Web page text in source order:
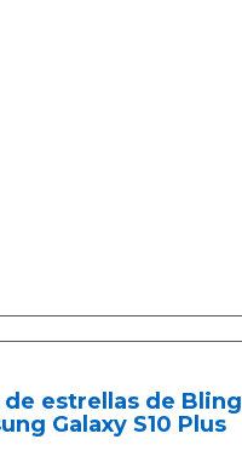
de estrellas de Bling
Galaxy S10 Plus